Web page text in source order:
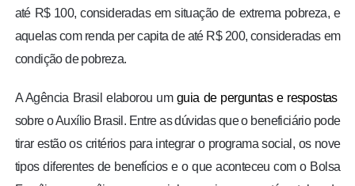
até R$ 100, consideradas em situação de extrema pobreza, e
aquelas com renda per capita de até R$ 200, consideradas em
condição de pobreza.
A Agência Brasil elaborou umguia de perguntas e respostas
sobre o Auxílio Brasil. Entre as dúvidas que o beneficiário pode
tirar estão os critérios para integrar o programa social, os nove
tipos diferentes de benefícios e o que aconteceu com o Bolsa